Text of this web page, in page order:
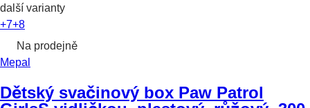
další varianty
+7+8
Na prodejně
Mepal
Dětský svačinový box Paw Patrol